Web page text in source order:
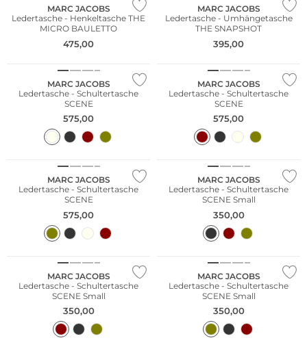
MARC JACOBS
Ledertasche - Henkeltasche THE
MICRO BAULETTO
475,00
MARC JACOBS
Ledertasche - Umhängetasche
THE SNAPSHOT
395,00
MARC JACOBS
Ledertasche - Schultertasche
SCENE
575,00
MARC JACOBS
Ledertasche - Schultertasche
SCENE
575,00
MARC JACOBS
Ledertasche - Schultertasche
SCENE
575,00
MARC JACOBS
Ledertasche - Schultertasche
SCENE Small
350,00
MARC JACOBS
Ledertasche - Schultertasche
SCENE Small
350,00
MARC JACOBS
Ledertasche - Schultertasche
SCENE Small
350,00